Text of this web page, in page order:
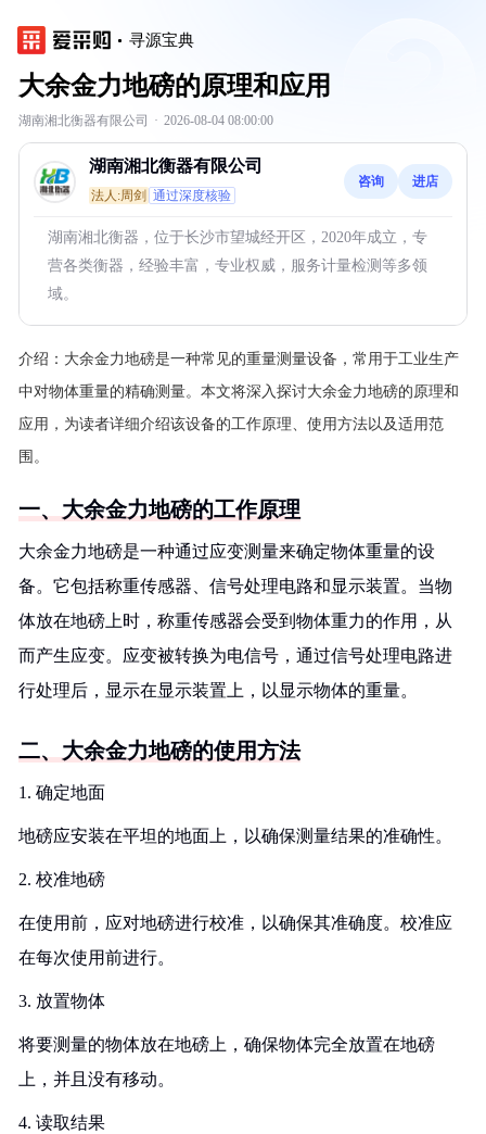
寻源宝典
大余金力地磅的原理和应用
湖南湘北衡器有限公司 · 2026-08-04 08:00:00
湖南湘北衡器有限公司
法人:周剑 通过深度核验
咨询 进店
湖南湘北衡器，位于长沙市望城经开区，2020年成立，专
营各类衡器，经验丰富，专业权威，服务计量检测等多领
域。
介绍： 大余金力地磅是一种常见的重量测量设备，常用于工业生产
中对物体重量的精确测量。本文将深入探讨大余金力地磅的原理和
应用，为读者详细介绍该设备的工作原理、使用方法以及适用范
围。
一、大余金力地磅的工作原理
大余金力地磅是一种通过应变测量来确定物体重量的设
备。它包括称重传感器、信号处理电路和显示装置。当物
体放在地磅上时，称重传感器会受到物体重力的作用，从
而产生应变。应变被转换为电信号，通过信号处理电路进
行处理后，显示在显示装置上，以显示物体的重量。
二、大余金力地磅的使用方法
1. 确定地面
地磅应安装在平坦的地面上，以确保测量结果的准确性。
2. 校准地磅
在使用前，应对地磅进行校准，以确保其准确度。校准应
在每次使用前进行。
3. 放置物体
将要测量的物体放在地磅上，确保物体完全放置在地磅
上，并且没有移动。
4. 读取结果